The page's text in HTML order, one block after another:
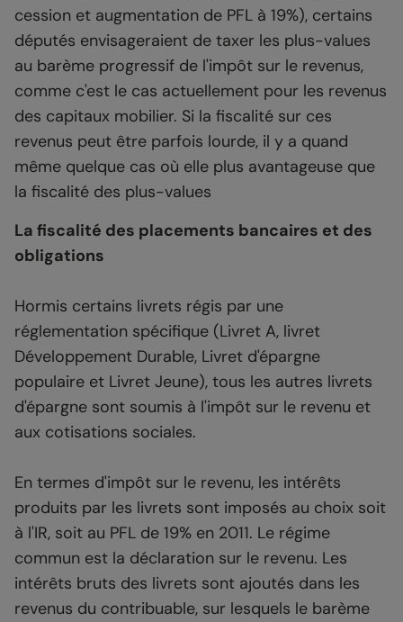
cession et augmentation de PFL à 19%), certains
députés envisageraient de taxer les plus-values
au barème progressif de l'impôt sur le revenus,
comme c'est le cas actuellement pour les revenus
des capitaux mobilier. Si la fiscalité sur ces
revenus peut être parfois lourde, il y a quand
même quelque cas où elle plus avantageuse que
la fiscalité des plus-values
La fiscalité des placements bancaires et des
obligations
Hormis certains livrets régis par une
réglementation spécifique (Livret A, livret
Développement Durable, Livret d'épargne
populaire et Livret Jeune), tous les autres livrets
d'épargne sont soumis à l'impôt sur le revenu et
aux cotisations sociales.
En termes d'impôt sur le revenu, les intérêts
produits par les livrets sont imposés au choix soit
à l'IR, soit au PFL de 19% en 2011. Le régime
commun est la déclaration sur le revenu. Les
intérêts bruts des livrets sont ajoutés dans les
revenus du contribuable, sur lesquels le barème